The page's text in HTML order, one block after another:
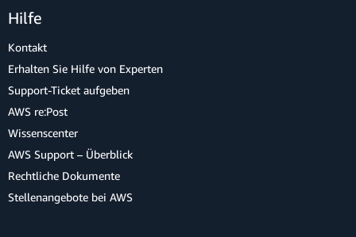
Hilfe
Kontakt
Erhalten Sie Hilfe von Experten
Support-Ticket aufgeben
AWS re:Post
Wissenscenter
AWS Support – Überblick
Rechtliche Dokumente
Stellenangebote bei AWS